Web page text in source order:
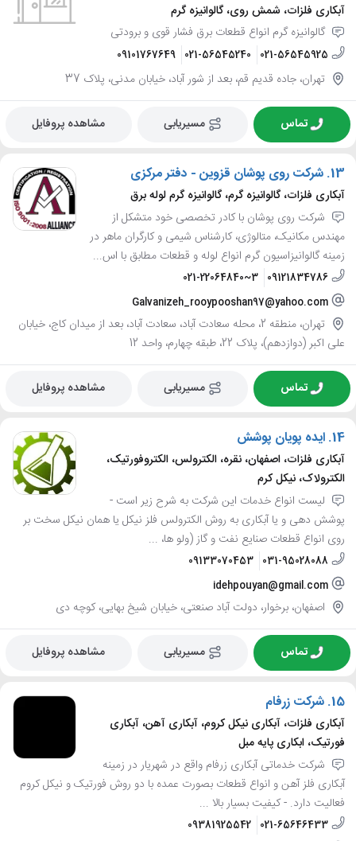
آبکاری فلزات، شمش روی، گالوانیزه گرم
گالوانیزه گرم انواع قطعات برق فشار قوی و برودتی
021-56545925
021-56545240
09101767649
تهران، جاده قدیم قم، بعد از شور آباد، خیابان مدنی، پلاک 37
تماس مسیریابی مشاهده پروفایل
13. شرکت روی پوشان قزوین - دفتر مرکزی
آبکاری فلزات، گالوانیزه گرم، گالوانیزه گرم لوله برق
شرکت روی پوشان با کادر تخصصی خود متشکل از
مهندس مکانیک، متالوژی، کارشناس شیمی و کارگران ماهر در
زمینه گالوانیزاسیون گرم انواع لوله و قطعات مطابق با اس...
09121834786
021-22064840~3
Galvanizeh_rooypooshan97@yahoo.com
تهران، منطقه 2، محله سعادت آباد، سعادت آباد، بعد از میدان کاج، خیابان
علی اکبر (دوازدهم)، پلاک 22، طبقه چهارم، واحد 12
تماس مسیریابی مشاهده پروفایل
14. ایده پویان پوشش
آبکاری فلزات، اصفهان، نقره، الکترولس، الکتروفورتیک،
الکترولاک، نیکل کرم
لیست انواع خدمات این شرکت به شرح زیر است -
پوشش دهی و یا آبکاری به روش الکترولس فلز نیکل یا همان نیکل سخت بر
روی انواع قطعات صنایع نفت و گاز (ولو ها، ...
031-95028088
09133070453
idehpouyan@gmail.com
اصفهان، برخوار، دولت آباد صنعتی، خیابان شیخ بهایی، کوچه دی
تماس مسیریابی مشاهده پروفایل
15. شرکت زرفام
آبکاری فلزات، آبکاری نیکل کروم، آبکاری آهن، آبکاری
فورتیک، ابکاری پایه مبل
شرکت خدماتی آبکاری زرفام واقع در شهریار در زمینه
آبکاری فلز آهن و انواع قطعات بصورت عمده با دو روش فورتیک و نیکل کروم
فعالیت دارد. - کیفیت بسیار بالا ...
021-65646433
09381925542